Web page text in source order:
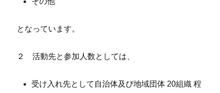
となっています。
２ 活動先と参加人数としては、
受け入れ先として自治体及び地域団体 20組織 程